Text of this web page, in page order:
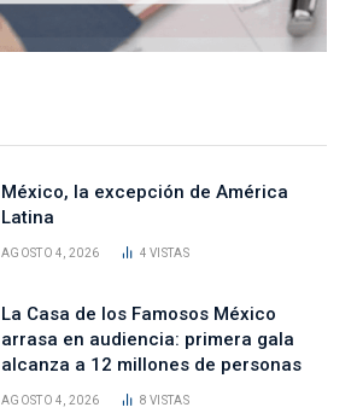
México, la excepción de América
Latina
AGOSTO 4, 2026 4VISTAS
La Casa de los Famosos México
arrasa en audiencia: primera gala
alcanza a 12 millones de personas
AGOSTO 4, 2026 8VISTAS